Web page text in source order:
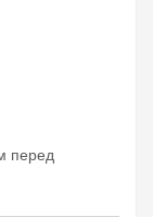
перед